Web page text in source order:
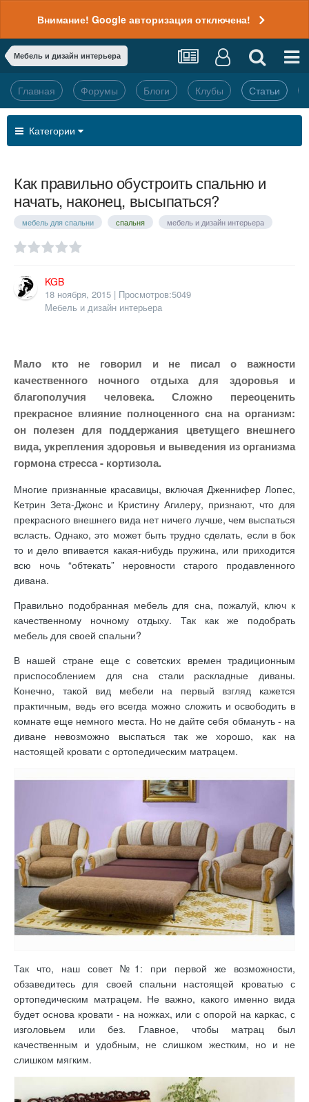
Внимание! Google авторизация отключена!
Мебель и дизайн интерьера
Главная Форумы Блоги Клубы Статьи
Категории
Как правильно обустроить спальню и
начать, наконец, высыпаться?
мебель для спальни спальня мебель и дизайн интерьера
KGB
18 ноября, 2015 | Просмотров:5049
Мебель и дизайн интерьера
Мало кто не говорил и не писал о важности
качественного ночного отдыха для здоровья и
благополучия человека. Сложно переоценить
прекрасное влияние полноценного сна на организм:
он полезен для поддержания цветущего внешнего
вида, укрепления здоровья и выведения из организма
гормона стресса - кортизола.
Многие признанные красавицы, включая Дженнифер Лопес,
Кетрин Зета-Джонс и Кристину Агилеру, признают, что для
прекрасного внешнего вида нет ничего лучше, чем выспаться
всласть. Однако, это может быть трудно сделать, если в бок
то и дело впивается какая-нибудь пружина, или приходится
всю ночь “обтекать” неровности старого продавленного
дивана.
Правильно подобранная мебель для сна, пожалуй, ключ к
качественному ночному отдыху. Так как же подобрать
мебель для своей спальни?
В нашей стране еще с советских времен традиционным
приспособлением для сна стали раскладные диваны.
Конечно, такой вид мебели на первый взгляд кажется
практичным, ведь его всегда можно сложить и освободить в
комнате еще немного места. Но не дайте себя обмануть - на
диване невозможно выспаться так же хорошо, как на
настоящей кровати с ортопедическим матрацем.
Так что, наш совет №1: при первой же возможности,
обзаведитесь для своей спальни настоящей кроватью с
ортопедическим матрацем. Не важно, какого именно вида
будет основа кровати - на ножках, или с опорой на каркас, с
изголовьем или без. Главное, чтобы матрац был
качественным и удобным, не слишком жестким, но и не
слишком мягким.